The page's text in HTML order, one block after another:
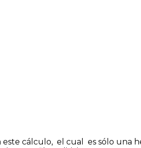
cálculo, el cual es sólo